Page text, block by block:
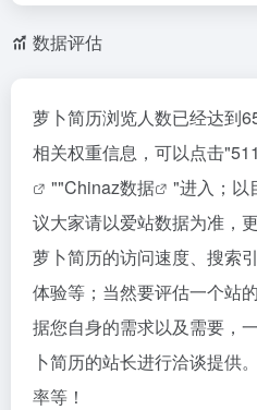
数据评估
萝卜简历浏览人数已经达到
相关权重信息，可以点击"
""Chinaz数据
"进入；以
议大家请以爱站数据为准，
萝卜简历的访问速度、搜索
体验等；当然要评估一个站
据您自身的需求以及需要，
卜简历的站长进行洽谈提供
率等！